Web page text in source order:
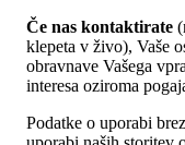
Če nas kontaktirate
klepeta v živo), Vaše
obravnave Vašega
interesa oziroma
Podatke o uporabi